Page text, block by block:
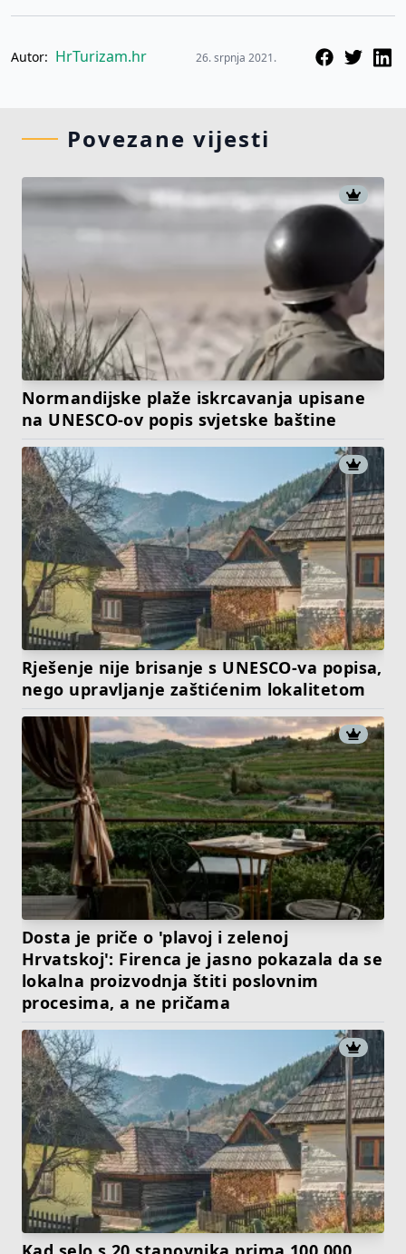
Autor: HrTurizam.hr 26. srpnja 2021.
Povezane vijesti
Normandijske plaže iskrcavanja upisane
na UNESCO-ov popis svjetske baštine
Rješenje nije brisanje s UNESCO-va popisa,
nego upravljanje zaštićenim lokalitetom
Dosta je priče o 'plavoj i zelenoj
Hrvatskoj': Firenca je jasno pokazala da se
lokalna proizvodnja štiti poslovnim
procesima, a ne pričama